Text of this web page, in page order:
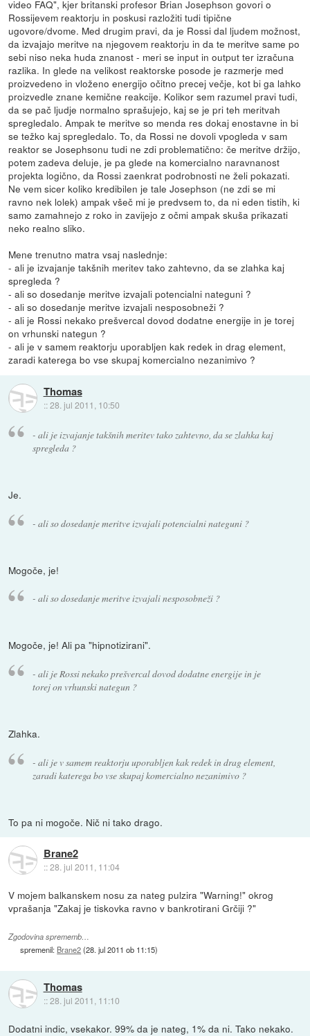
video FAQ", kjer britanski profesor Brian Josephson govori o
Rossijevem reaktorju in poskusi razložiti tudi tipične
ugovore/dvome. Med drugim pravi, da je Rossi dal ljudem možnost,
da izvajajo meritve na njegovem reaktorju in da te meritve same po
sebi niso neka huda znanost - meri se input in output ter izračuna
razlika. In glede na velikost reaktorske posode je razmerje med
proizvedeno in vloženo energijo očitno precej večje, kot bi ga lahko
proizvedle znane kemične reakcije. Kolikor sem razumel pravi tudi,
da se pač ljudje normalno sprašujejo, kaj se je pri teh meritvah
spregledalo. Ampak te meritve so menda res dokaj enostavne in bi
se težko kaj spregledalo. To, da Rossi ne dovoli vpogleda v sam
reaktor se Josephsonu tudi ne zdi problematično: če meritve držijo,
potem zadeva deluje, je pa glede na komercialno naravnanost
projekta logično, da Rossi zaenkrat podrobnosti ne želi pokazati.
Ne vem sicer koliko kredibilen je tale Josephson (ne zdi se mi
ravno nek lolek) ampak všeč mi je predvsem to, da ni eden tistih, ki
samo zamahnejo z roko in zavijejo z očmi ampak skuša prikazati
neko realno sliko.
Mene trenutno matra vsaj naslednje:
- ali je izvajanje takšnih meritev tako zahtevno, da se zlahka kaj
spregleda ?
- ali so dosedanje meritve izvajali potencialni nateguni ?
- ali so dosedanje meritve izvajali nesposobneži ?
- ali je Rossi nekako prešvercal dovod dodatne energije in je torej
on vrhunski nategun ?
- ali je v samem reaktorju uporabljen kak redek in drag element,
zaradi katerega bo vse skupaj komercialno nezanimivo ?
Thomas
::28. jul 2011, 10:50
- ali je izvajanje takšnih meritev tako zahtevno, da se zlahka kaj
spregleda ?
Je.
- ali so dosedanje meritve izvajali potencialni nateguni ?
Mogoče, je!
- ali so dosedanje meritve izvajali nesposobneži ?
Mogoče, je! Ali pa "hipnotizirani".
- ali je Rossi nekako prešvercal dovod dodatne energije in je
torej on vrhunski nategun ?
Zlahka.
- ali je v samem reaktorju uporabljen kak redek in drag element,
zaradi katerega bo vse skupaj komercialno nezanimivo ?
To pa ni mogoče. Nič ni tako drago.
Brane2
::28. jul 2011, 11:04
V mojem balkanskem nosu za nateg pulzira "Warning!" okrog
vprašanja "Zakaj je tiskovka ravno v bankrotirani Grčiji ?"
Zgodovina sprememb…
spremenil: Brane2(28. jul 2011 ob 11:15)
Thomas
::28. jul 2011, 11:10
Dodatni indic, vsekakor. 99% da je nateg, 1% da ni. Tako nekako.